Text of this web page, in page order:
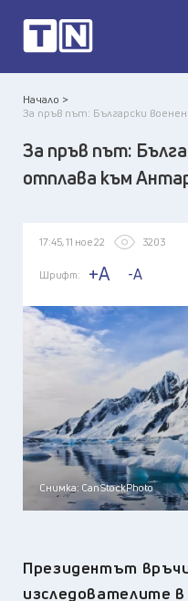
Начало >
За пръв път: Български
За пръв път:
отплава към
17:45, 11 ное 22 3203
Шрифт: +A -A
Снимка: CanStockPhoto
Президентът
изследователите